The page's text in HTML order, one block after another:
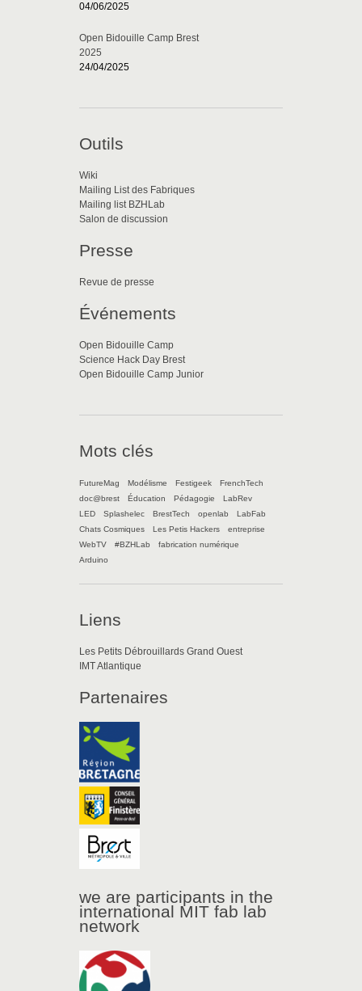
04/06/2025
Open Bidouille Camp Brest
2025
24/04/2025
Outils
Wiki
Mailing List des Fabriques
Mailing list BZHLab
Salon de discussion
Presse
Revue de presse
Événements
Open Bidouille Camp
Science Hack Day Brest
Open Bidouille Camp Junior
Mots clés
FutureMag Modélisme Festigeek
FrenchTech
doc@brest
Éducation Pédagogie
LabRev
LED
Splashelec BrestTech openlab
LabFab
Chats Cosmiques
Les Petis Hackers
entreprise
WebTV
#BZHLab
fabrication numérique
Arduino
Liens
Les Petits Débrouillards Grand Ouest
IMT Atlantique
Partenaires
we are participants in the
international MIT fab lab
network